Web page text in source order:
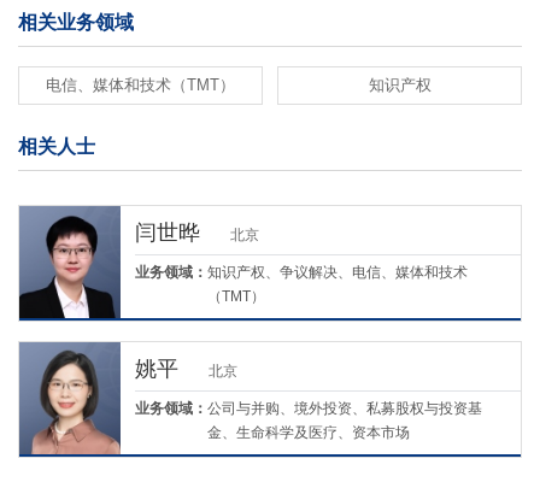
相关业务领域
电信、媒体和技术（TMT） 知识产权
相关人士
闫世晔 北京
业务领域： 知识产权、争议解决、电信、媒体和技术
（TMT）
姚平 北京
业务领域： 公司与并购、境外投资、私募股权与投资基
金、生命科学及医疗、资本市场